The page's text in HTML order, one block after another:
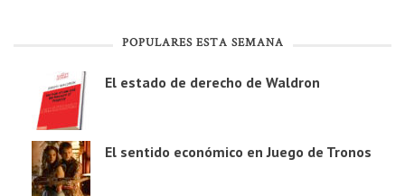
POPULARES ESTA SEMANA
El estado de derecho de Waldron
El sentido económico en Juego de Tronos